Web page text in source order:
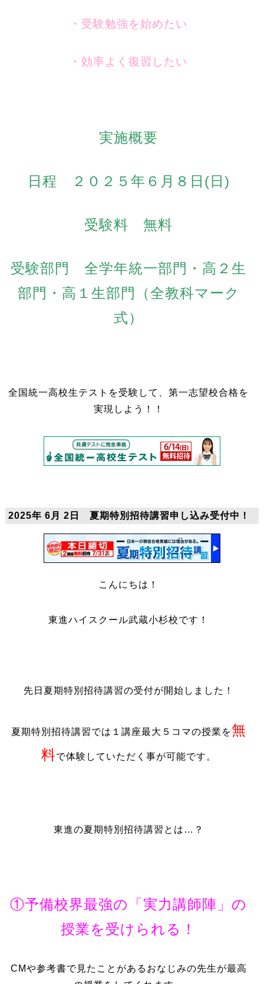
・受験勉強を始めたい
・効率よく復習したい
実施概要
日程 ２０２５年６月８日(日)
受験料 無料
受験部門 全学年統一部門・高２生
部門・高１生部門（全教科マーク
式）
全国統一高校生テストを受験して、第一志望校合格を
実現しよう！！
2025年 6月 2日 夏期特別招待講習申し込み受付中！
こんにちは！
東進ハイスクール武蔵小杉校です！
先日夏期特別招待講習の受付が開始しました！
夏期特別招待講習では１講座最大５コマの授業を無
料で体験していただく事が可能です。
東進の夏期特別招待講習とは…？
①予備校界最強の「実力講師陣」の
授業を受けられる！
CMや参考書で見たことがあるおなじみの先生が最高